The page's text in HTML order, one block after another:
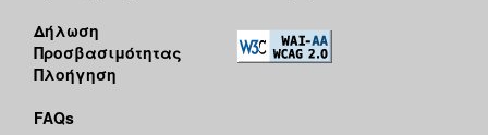
Δήλωση
Προσβασιμότητας
Πλοήγηση
FAQs